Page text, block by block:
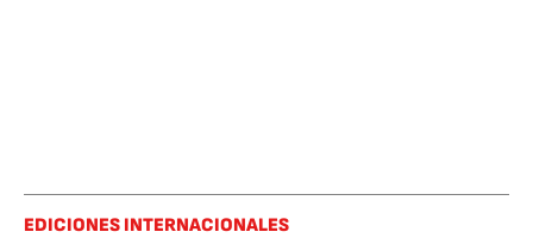
EDICIONES INTERNACIONALES